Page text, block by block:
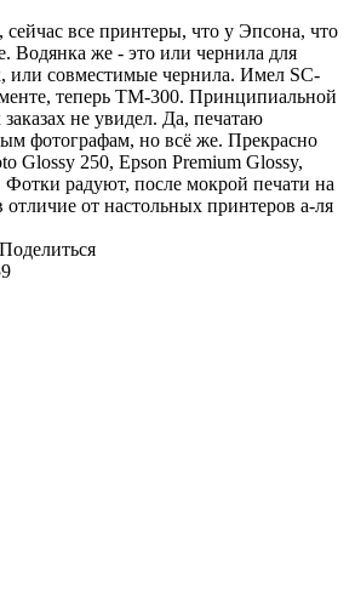
все принтеры, что у Эпсона, что
Водянка же - это или чернила для
или совместимые чернила. Имел SC-
теперь ТМ-300. Принципиальной
не увидел. Да, печатаю
фотографам, но всё же. Прекрасно
Glossy 250, Epson Premium Glossy,
Фотки радуют, после мокрой печати на
отличие от настольных принтеров а-ля
Поделиться